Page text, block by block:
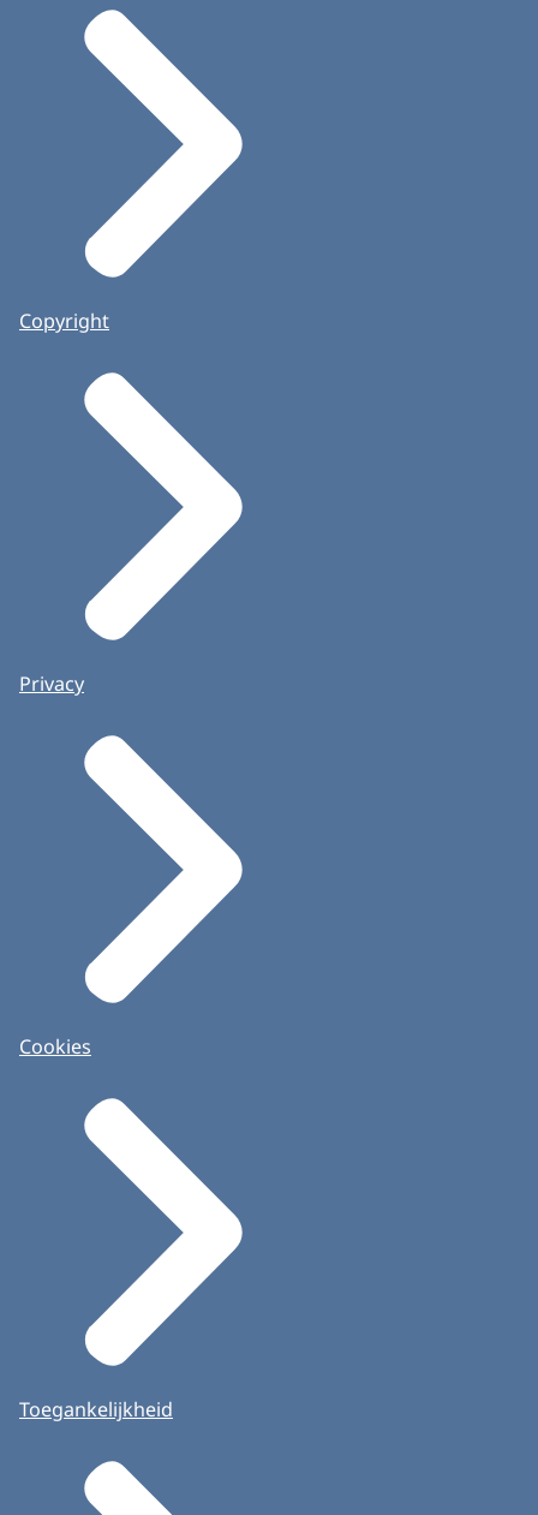
Copyright
Privacy
Cookies
Toegankelijkheid